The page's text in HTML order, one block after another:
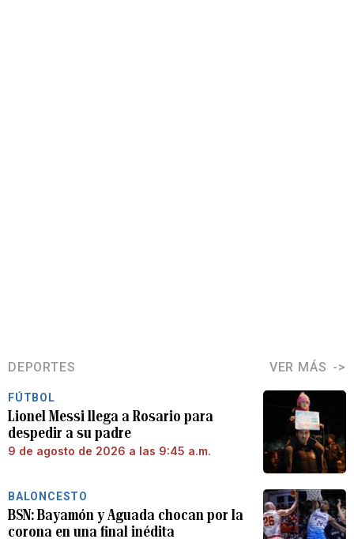
DEPORTES VER MÁS
FÚTBOL
Lionel Messi llega a Rosario para
despedir a su padre
9 de agosto de 2026 a las 9:45 a.m.
BALONCESTO
BSN: Bayamón y Aguada chocan por la
corona en una final inédita